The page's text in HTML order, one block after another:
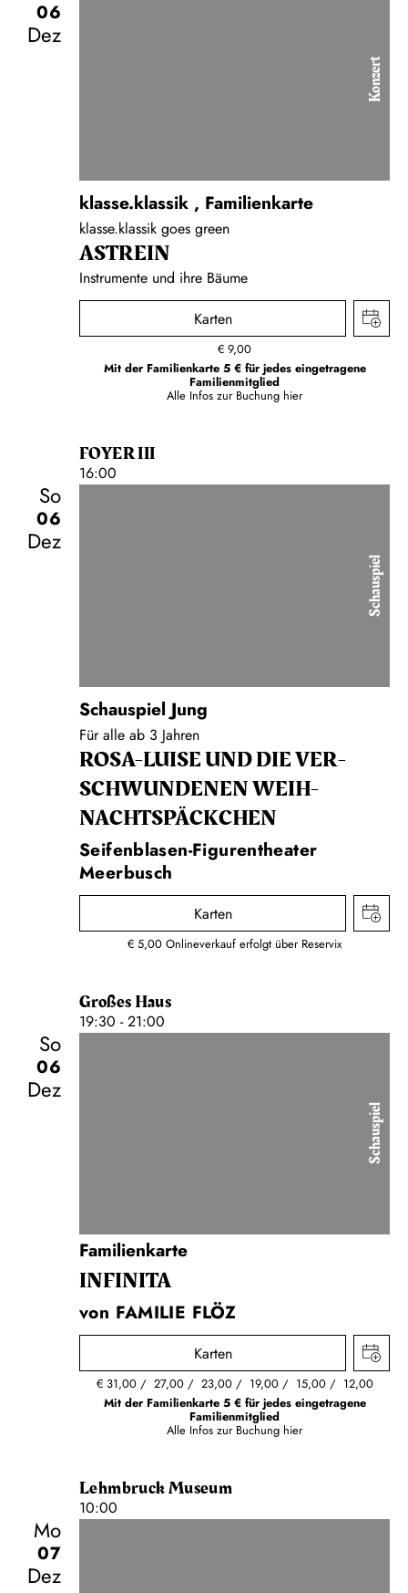
06
Dez
Konzert
klasse.klassik , Familienkarte
klasse.klassik goes green
ASTREIN
Instrumente und ihre Bäume
Karten
€ 9,00
Mit der Familienkarte 5 € für jedes eingetragene
Familienmitglied
Alle Infos zur Buchung hier
FOYER III
16:00
So
06
Dez
Schauspiel
Schauspiel Jung
Für alle ab 3 Jahren
ROSA-LUISE UND DIE VER­
SCHWUN­DENEN WEIH­
NACHTS­PÄCKCHEN
Seifenblasen-Figurentheater
Meerbusch
Karten
€ 5,00 Onlineverkauf erfolgt über Reservix
Großes Haus
19:30 - 21:00
So
06
Dez
Schauspiel
Familienkarte
INFINITA
von FAMILIE FLÖZ
Karten
€ 31,00 27,00 23,00 19,00 15,00
12,00
Mit der Familienkarte 5 € für jedes eingetragene
Familienmitglied
Alle Infos zur Buchung hier
Lehmbruck Museum
10:00
Mo
07
Dez